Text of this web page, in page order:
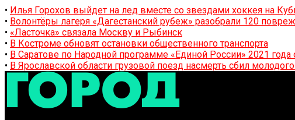
• Илья Горохов выйдет на лед вместе со звездами хоккея на
• Волонтёры лагеря «Дагестанский рубеж» разобрали 120
• «Ласточка» связала Москву и Рыбинск
• В Костроме обновят остановки общественного транспорта
• В Саратове по Народной программе «Единой России» 2021
• В Ярославской области грузовой поезд насмерть сбил